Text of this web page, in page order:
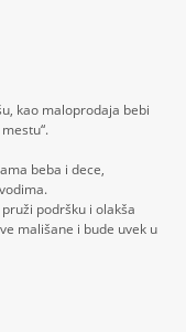
kao maloprodaja bebi
beba i dece,
podršku i olakša
mališane i bude uvek u